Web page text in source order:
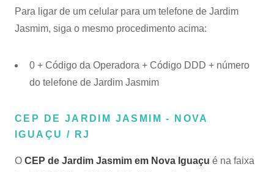
Para ligar de um celular para um telefone de Jardim
Jasmim, siga o mesmo procedimento acima:
0 + Código da Operadora + Código DDD + número
do telefone de Jardim Jasmim
CEP DE JARDIM JASMIM - NOVA
IGUAÇU / RJ
O CEP de Jardim Jasmim em Nova Iguaçu é na faixa